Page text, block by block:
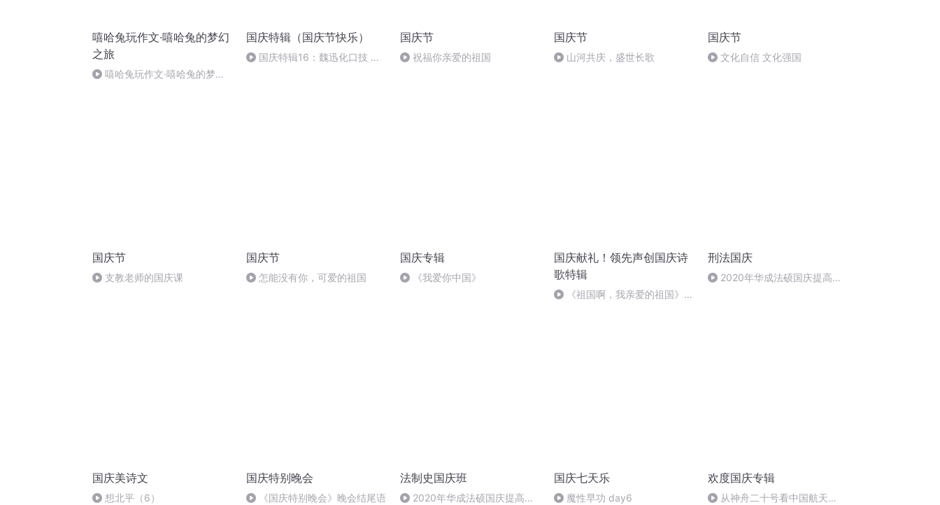
嘻哈兔玩作文·嘻哈兔的梦幻
之旅
嘻哈兔玩作文·嘻哈兔的梦幻
国庆特辑（国庆节快乐）
国庆特辑16：魏迅化口技 二
国庆节
祝福你亲爱的祖国
国庆节
山河共庆，盛世长歌
国庆节
文化自信 文化强国
国庆节
支教老师的国庆课
国庆节
怎能没有你，可爱的祖国
国庆专辑
《我爱你中国》
国庆献礼！领先声创国庆诗
歌特辑
《祖国啊，我亲爱的祖国》温
刑法国庆
2020年华成法硕国庆提高班
国庆美诗文
想北平（6）
国庆特别晚会
《国庆特别晚会》晚会结尾语
法制史国庆班
2020年华成法硕国庆提高班
国庆七天乐
魔性早功 day6
欢度国庆专辑
从神舟二十号看中国航天